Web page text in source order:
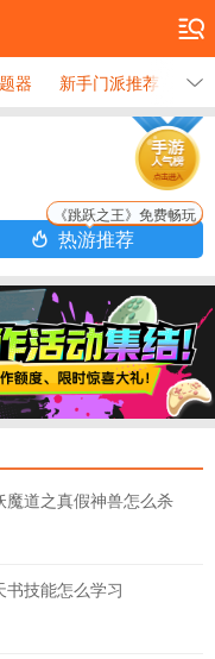
器 新手门派推荐 海
热游推荐
《跳跃之王》免费畅玩
道之真假神兽怎么杀
技能怎么学习